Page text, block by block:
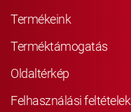
Termékeink
Terméktámogatás
Oldaltérkép
Felhasználási feltételek